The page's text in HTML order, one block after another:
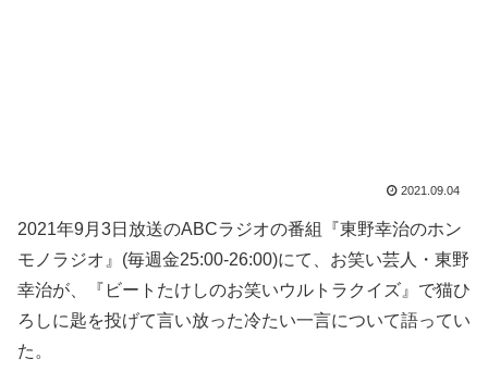
2021.09.04
2021年9月3日放送のABCラジオの番組『東野幸治のホン
モノラジオ』(毎週金25:00-26:00)にて、お笑い芸人・東野
幸治が、『ビートたけしのお笑いウルトラクイズ』で猫ひ
ろしに匙を投げて言い放った冷たい一言について語ってい
た。